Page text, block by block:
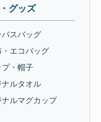
グッズ
バスバッグ
・エコバッグ
プ・帽子
ナルタオル
ナルマグカップ